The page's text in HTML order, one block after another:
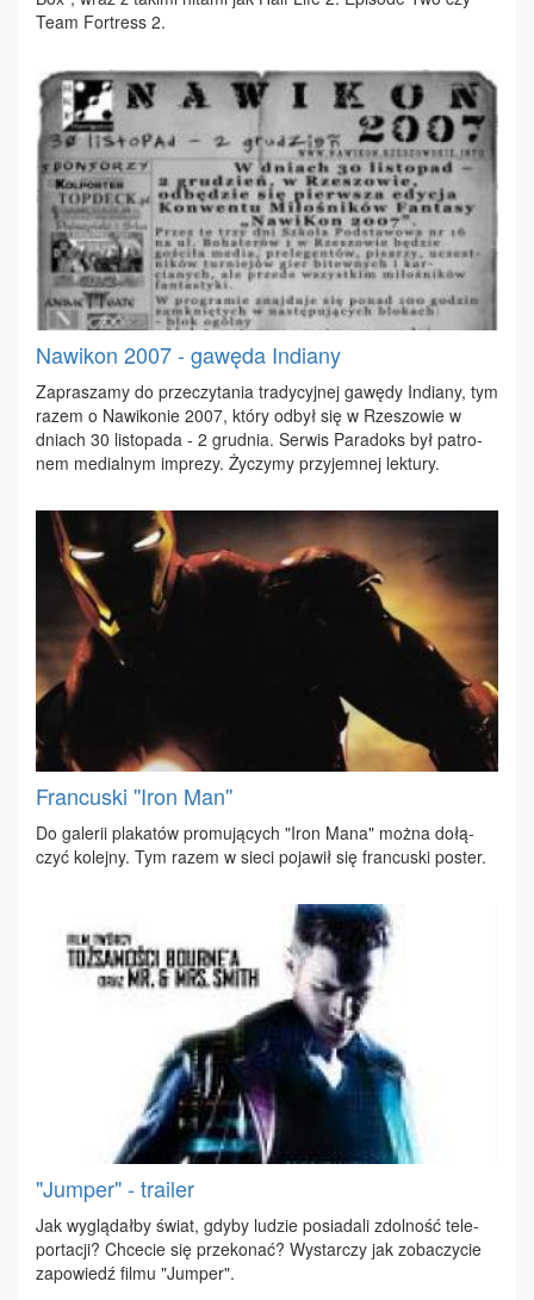
Te­am For­tress 2.
Nawikon 2007 - gawęda Indiany
Za­pra­sza­my do prze­czy­ta­nia tra­dy­cyj­nej ga­wę­dy In­dia­ny, tym
ra­zem o Na­wi­ko­nie 2007, któ­ry od­był się w Rze­szo­wie w
dniach 30 li­sto­pa­da - 2 grud­nia. Ser­wis Pa­ra­doks był pa­tro­
nem me­dial­nym im­pre­zy. Ży­czy­my przy­jem­nej lek­tu­ry.
Francuski ''Iron Man''
Do ga­le­rii pla­ka­tów pro­mu­ją­cych "Iron Ma­na" moż­na do­łą­
czyć ko­lej­ny. Tym ra­zem w sie­ci po­ja­wił się fran­cu­ski po­ster.
"Jumper" - trailer
Jak wy­glą­dał­by świat, gdy­by lu­dzie po­sia­da­li zdol­ność te­le­
por­ta­cji? Chce­cie się prze­ko­nać? Wy­star­czy jak zo­ba­czy­cie
za­po­wiedź fil­mu "Jum­per".